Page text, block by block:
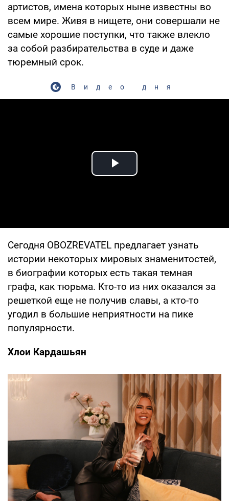
артистов, имена которых ныне известны во
всем мире. Живя в нищете, они совершали не
самые хорошие поступки, что также влекло
за собой разбирательства в суде и даже
тюремный срок.
Видео дня
Play Video
Сегодня OBOZREVATEL предлагает узнать
истории некоторых мировых знаменитостей,
в биографии которых есть такая темная
графа, как тюрьма. Кто-то из них оказался за
решеткой еще не получив славы, а кто-то
угодил в большие неприятности на пике
популярности.
Хлои Кардашьян